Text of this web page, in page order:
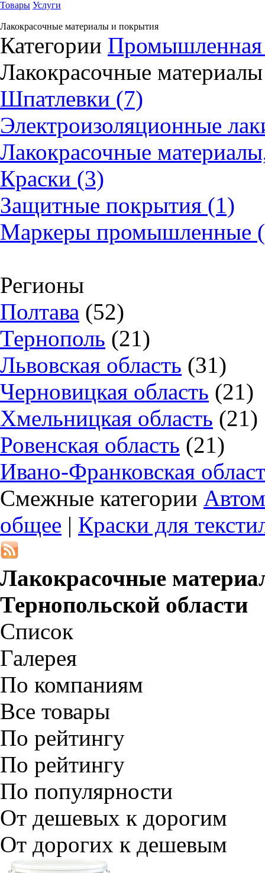
Товары Услуги
Лакокрасочные материалы и покрытия
Категории
Лакокрасочные
Шпатлевки (7)
Электроизоляционные
Лакокрасочные
Краски (3)
Защитные покрытия (1)
Маркеры промышленные
Регионы
Полтава (52)
Тернополь (21)
Львовская область (31)
Черновицкая область (21)
Хмельницкая область (21)
Ровенская область (21)
Ивано-Франковская
Смежные категории
общее | Краски для
Лакокрасочные
Тернопольской области
Список
Галерея
По компаниям
Все товары
По рейтингу
По рейтингу
По популярности
От дешевых к дорогим
От дорогих к дешевым